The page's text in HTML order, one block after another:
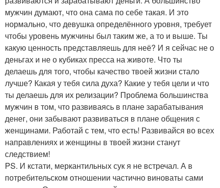
мужчин думают, что она сама по себе такая. И это
нормально, что девушка определённого уровня, требует
чтобы уровень мужчины был таким же, а то и выше. Ты
какую ценность представляешь для неё? И я сейчас не о
деньгах и не о кубиках пресса на животе. Что ты
делаешь для того, чтобы качество твоей жизни стало
лучше? Какая у тебя сила духа? Какие у тебя цели и что
ты делаешь для их релизации? Проблема большинства
мужчин в том, что развиваясь в плане зарабатывания
денег, они забывают развиваться в плане общения с
женщинами. Работай с тем, что есть! Развивайся во всех
направлениях и женщины в твоей жизни станут
следствием!
PS. И кстати, меркантильных сук я не встречал. А в
потребительском отношении частично виноваты сами